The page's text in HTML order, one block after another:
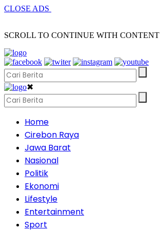
CLOSE ADS
SCROLL TO CONTINUE WITH CONTENT
✖
Home
Cirebon Raya
Jawa Barat
Nasional
Politik
Ekonomi
Lifestyle
Entertainment
Sport